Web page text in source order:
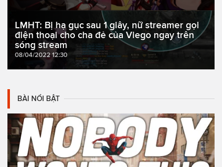
LMHT: Bị hạ gục sau 1 giây, nữ streamer gọi
điện thoại cho cha đẻ của Viego ngay trên
sóng stream
08/04/2022 12:30
BÀI NỔI BẬT